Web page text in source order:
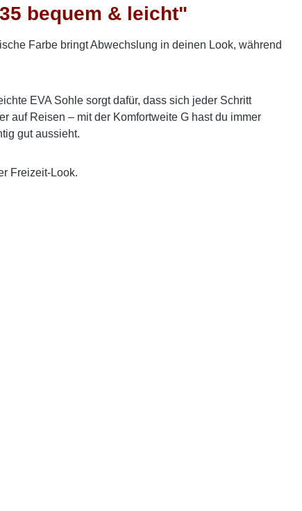
bequem & leicht"
Farbe bringt Abwechslung in deinen Look, während
EVA Sohle sorgt dafür, dass sich jeder Schritt
auf Reisen – mit der Komfortweite G hast du immer
gut aussieht.
Freizeit-Look.